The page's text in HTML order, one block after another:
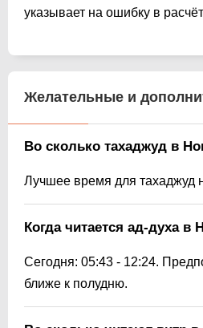
указывает на ошибку в
Желательные и
Во сколько тахаджуд в
Лучшее время для тахаджуд
Когда читается ад-духа в
Сегодня: 05:43 - 12:24.
ближе к полудню.